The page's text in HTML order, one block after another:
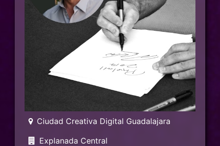
Ciudad Creativa Digital Guadalajara
Explanada Central